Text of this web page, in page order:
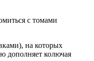
с томами
на которых
дополняет колючая